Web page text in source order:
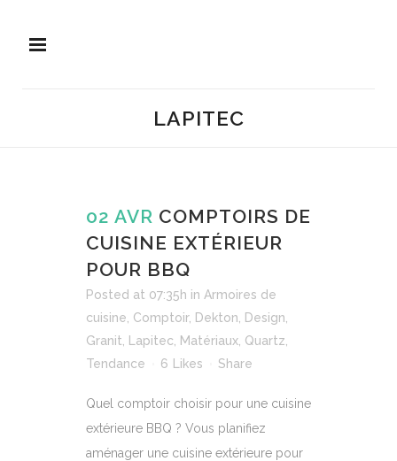
LAPITEC
02 AVR COMPTOIRS DE
CUISINE EXTÉRIEUR
POUR BBQ
Posted at 07:35h in Armoires de
cuisine Comptoir, Dekton Design
Granit
Lapitec Matériaux Quartz
Tendance
6 Likes Share
Quel comptoir choisir pour une cuisine
extérieure BBQ ? Vous planifiez
aménager une cuisine extérieure pour